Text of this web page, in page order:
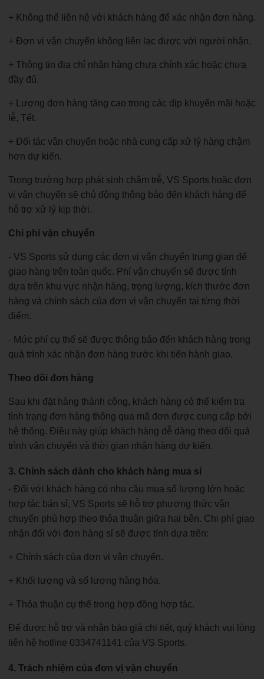
+ Không thể liên hệ với khách hàng để xác nhận đơn hàng.
+ Đơn vị vận chuyển không liên lạc được với người nhận.
+ Thông tin địa chỉ nhận hàng chưa chính xác hoặc chưa
đầy đủ.
+ Lượng đơn hàng tăng cao trong các dịp khuyến mãi hoặc
lễ, Tết.
+ Đối tác vận chuyển hoặc nhà cung cấp xử lý hàng chậm
hơn dự kiến.
Trong trường hợp phát sinh chậm trễ, VS Sports hoặc đơn
vị vận chuyển sẽ chủ động thông báo đến khách hàng để
hỗ trợ xử lý kịp thời.
Chi phí vận chuyển
- VS Sports sử dụng các đơn vị vận chuyển trung gian để
giao hàng trên toàn quốc. Phí vận chuyển sẽ được tính
dựa trên khu vực nhận hàng, trọng lượng, kích thước đơn
hàng và chính sách của đơn vị vận chuyển tại từng thời
điểm.
- Mức phí cụ thể sẽ được thông báo đến khách hàng trong
quá trình xác nhận đơn hàng trước khi tiến hành giao.
Theo dõi đơn hàng
Sau khi đặt hàng thành công, khách hàng có thể kiểm tra
tình trạng đơn hàng thông qua mã đơn được cung cấp bởi
hệ thống. Điều này giúp khách hàng dễ dàng theo dõi quá
trình vận chuyển và thời gian nhận hàng dự kiến.
3. Chính sách dành cho khách hàng mua sỉ
- Đối với khách hàng có nhu cầu mua số lượng lớn hoặc
hợp tác bán sỉ, VS Sports sẽ hỗ trợ phương thức vận
chuyển phù hợp theo thỏa thuận giữa hai bên. Chi phí giao
nhận đối với đơn hàng sỉ sẽ được tính dựa trên:
+ Chính sách của đơn vị vận chuyển.
+ Khối lượng và số lượng hàng hóa.
+ Thỏa thuận cụ thể trong hợp đồng hợp tác.
Để được hỗ trợ và nhận báo giá chi tiết, quý khách vui lòng
liên hệ hotline 0334741141 của VS Sports.
4. Trách nhiệm của đơn vị vận chuyển